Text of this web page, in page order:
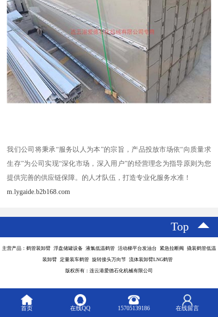
我们公司将秉承“服务以人为本”的宗旨，产品投放市场依“向质量求
生存”为公司实现“深化市场，深入用户”的经营理念为指导原则为您
提供完善的供应链保障。的人才队伍，打造专业化服务水准！
m.lygaide.b2b168.com
Top
主营产品：鹤管装卸臂 浮盘储罐设备 液氯低温鹤管 活动梯平台发油台 紧急拉断阀 撬装鹤管低温
装卸臂 定量装车鹤管 旋转接头万向节 流体装卸臂LNG鹤管
版权所有：连云港爱德石化机械有限公司
首页 在线QQ 15705139186 在线留言